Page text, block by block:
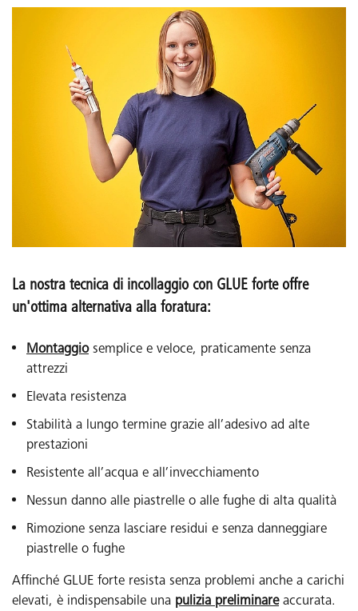
La nostra tecnica di incollaggio con GLUE forte offre
un'ottima alternativa alla foratura:
Montaggiosemplice e veloce, praticamente senza
attrezzi
Elevata resistenza
Stabilità a lungo termine grazie all’adesivo ad alte
prestazioni
Resistente all’acqua e all’invecchiamento
Nessun danno alle piastrelle o alle fughe di alta qualità
Rimozione senza lasciare residui e senza danneggiare
piastrelle o fughe
Affinché GLUE forte resista senza problemi anche a carichi
elevati, è indispensabile una pulizia preliminareaccurata.